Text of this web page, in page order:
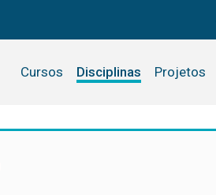
Cursos Disciplinas Projetos